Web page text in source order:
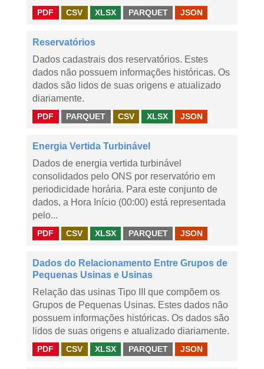
PDF CSV XLSX PARQUET JSON
Reservatórios
Dados cadastrais dos reservatórios. Estes
dados não possuem informações históricas. Os
dados são lidos de suas origens e atualizado
diariamente.
PDF PARQUET CSV XLSX JSON
Energia Vertida Turbinável
Dados de energia vertida turbinável
consolidados pelo ONS por reservatório em
periodicidade horária. Para este conjunto de
dados, a Hora Início (00:00) está representada
pelo...
PDF CSV XLSX PARQUET JSON
Dados do Relacionamento Entre Grupos de
Pequenas Usinas e Usinas
Relação das usinas Tipo III que compõem os
Grupos de Pequenas Usinas. Estes dados não
possuem informações históricas. Os dados são
lidos de suas origens e atualizado diariamente.
PDF CSV XLSX PARQUET JSON